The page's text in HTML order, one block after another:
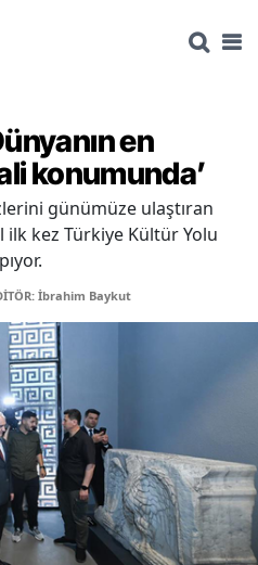
en
konumunda’
günümüze ulaştıran
ilk kez Türkiye Kültür Yolu
İbrahim Baykut